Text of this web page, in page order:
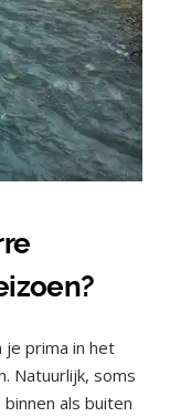
je prima in het
Natuurlijk, soms
als buiten